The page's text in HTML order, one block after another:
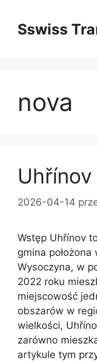
treściSswiss
nova
Uhřínov
2026-04-14
Wstęp Uhřínov
gmina
Wysoczyna, w
2022 roku
miejscowość
obszarów w
wielkości,
zarówno
artykule tym